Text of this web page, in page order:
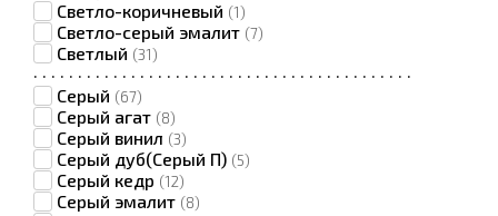
Светло-коричневый (1)
Светло-серый эмалит (7)
Светлый (31)
·
Серый (67)
·
Серый агат (8)
·
Серый винил (3)
·
Серый дуб(Серый П) (5)
·
Серый кедр (12)
·
Серый эмалит (8)
· · · · · · · · · · · · · · · · · · · · · · · · · · · · · · · · · · · · ·